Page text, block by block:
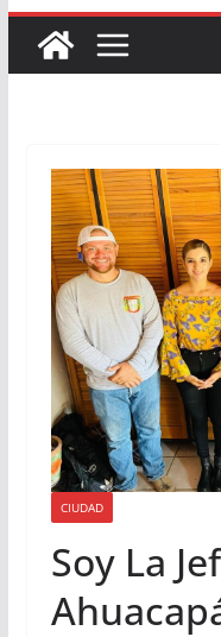
CIUDAD
Soy La